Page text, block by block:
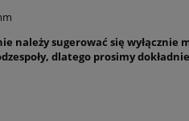
należy sugerować się
dlatego prosimy